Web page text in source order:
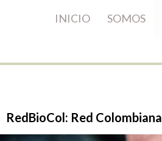
INICIO SOMOS
RedBioCol: Red Colombiana